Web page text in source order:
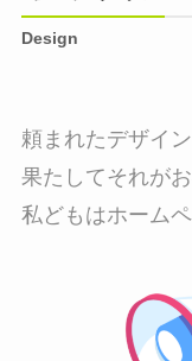
Design
頼まれたデザイ
果たしてそれが
私どもはホーム